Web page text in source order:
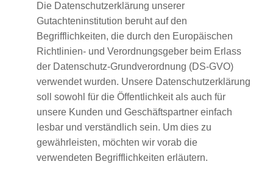
Die Datenschutzerklärung unserer
Gutachteninstitution beruht auf den
Begrifflichkeiten, die durch den Europäischen
Richtlinien- und Verordnungsgeber beim Erlass
der Datenschutz-Grundverordnung (DS-GVO)
verwendet wurden. Unsere Datenschutzerklärung
soll sowohl für die Öffentlichkeit als auch für
unsere Kunden und Geschäftspartner einfach
lesbar und verständlich sein. Um dies zu
gewährleisten, möchten wir vorab die
verwendeten Begrifflichkeiten erläutern.